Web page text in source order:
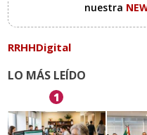
nuestra
RRHHDigital
LO MÁS LEÍDO
1